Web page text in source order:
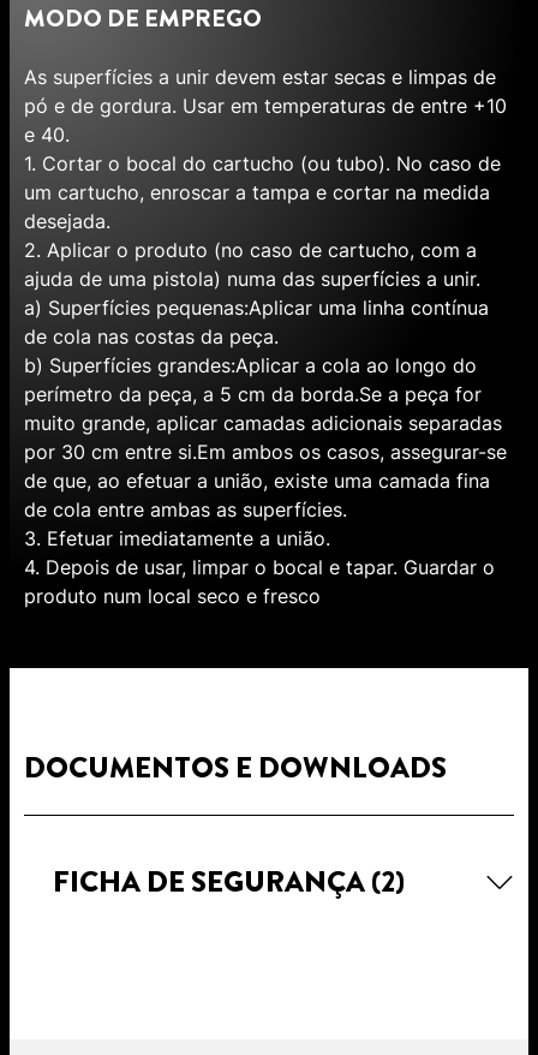
MODO DE EMPREGO
As superfícies a unir devem estar secas e limpas de
pó e de gordura. Usar em temperaturas de entre +10
e 40.
1. Cortar o bocal do cartucho (ou tubo). No caso de
um cartucho, enroscar a tampa e cortar na medida
desejada.
2. Aplicar o produto (no caso de cartucho, com a
ajuda de uma pistola) numa das superfícies a unir.
a) Superfícies pequenas:Aplicar uma linha contínua
de cola nas costas da peça.
b) Superfícies grandes:Aplicar a cola ao longo do
perímetro da peça, a 5 cm da borda.Se a peça for
muito grande, aplicar camadas adicionais separadas
por 30 cm entre si.Em ambos os casos, assegurar-se
de que, ao efetuar a união, existe uma camada fina
de cola entre ambas as superfícies.
3. Efetuar imediatamente a união.
4. Depois de usar, limpar o bocal e tapar. Guardar o
produto num local seco e fresco
DOCUMENTOS E DOWNLOADS
FICHA DE SEGURANÇA(2)